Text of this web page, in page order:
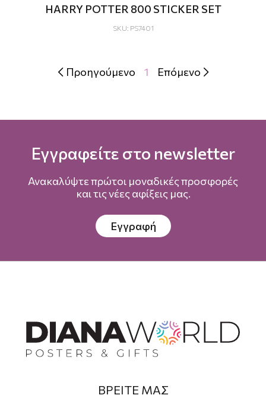
HARRY POTTER 800 STICKER SET
SKU: PS7401
 Προηγούμενο 1 Επόμενο 
Εγγραφείτε στο newsletter
Ανακαλύψτε πρώτοι μοναδικές προσφορές
και τις νέες αφίξεις μας.
Εγγραφή
ΒΡΕΙΤΕ ΜΑΣ